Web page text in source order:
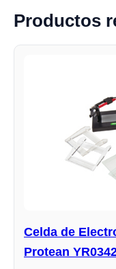
Productos
Celda de
Protean